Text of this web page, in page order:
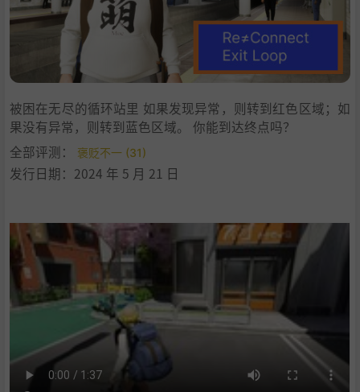
被困在无尽的循环站里 如果发现异常，则转到红色区域；如
果没有异常，则转到蓝色区域。 你能到达终点吗？
全部评测：
褒贬不一 (31)
发行日期：2024 年 5 月 21 日